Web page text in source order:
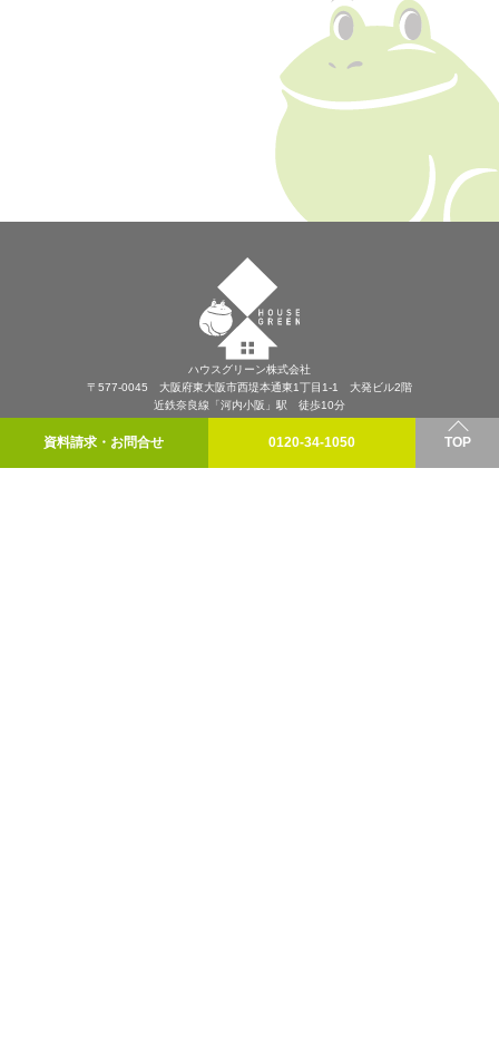
資料請求・お問合せ 0120-34-1050 TOP
ハウスグリーン株式会社
〒577-0045 大阪府東大阪市西堤本通東1丁目1-1 大発ビル2階
近鉄奈良線「河内小阪」駅 徒歩10分